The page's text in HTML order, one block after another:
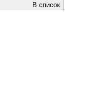
В список